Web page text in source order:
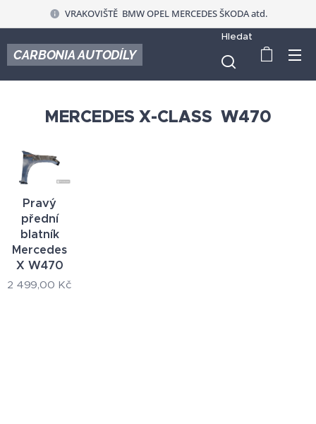
VRAKOVIŠTĚ BMW OPEL MERCEDES ŠKODA atd.
CARBONIA AUTODÍLY
Hledat
MERCEDES X-CLASS W470
Pravý
přední
blatník
Mercedes
X W470
2 499,00 Kč